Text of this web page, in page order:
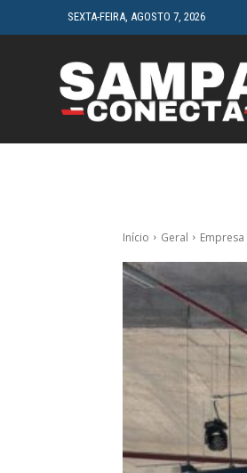
SEXTA-FEIRA, AGOSTO 7, 2026
Início Geral